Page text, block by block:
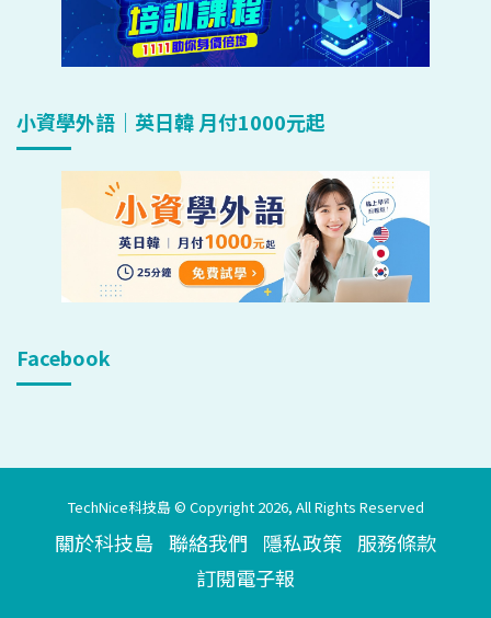
小資學外語｜英日韓 月付1000元起
Facebook
TechNice科技島 © Copyright 2026, All Rights Reserved
關於科技島 聯絡我們 隱私政策 服務條款
訂閱電子報